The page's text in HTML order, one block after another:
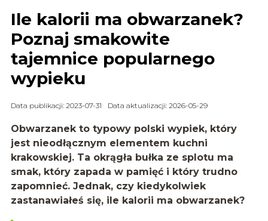
Ile kalorii ma obwarzanek?
Poznaj smakowite
tajemnice popularnego
wypieku
Data publikacji: 2023-07-31 Data aktualizacji: 2026-05-29
Obwarzanek to typowy polski wypiek, który
jest nieodłącznym elementem kuchni
krakowskiej. Ta okrągła bułka ze splotu ma
smak, który zapada w pamięć i który trudno
zapomnieć. Jednak, czy kiedykolwiek
zastanawiałeś się, ile kalorii ma obwarzanek?